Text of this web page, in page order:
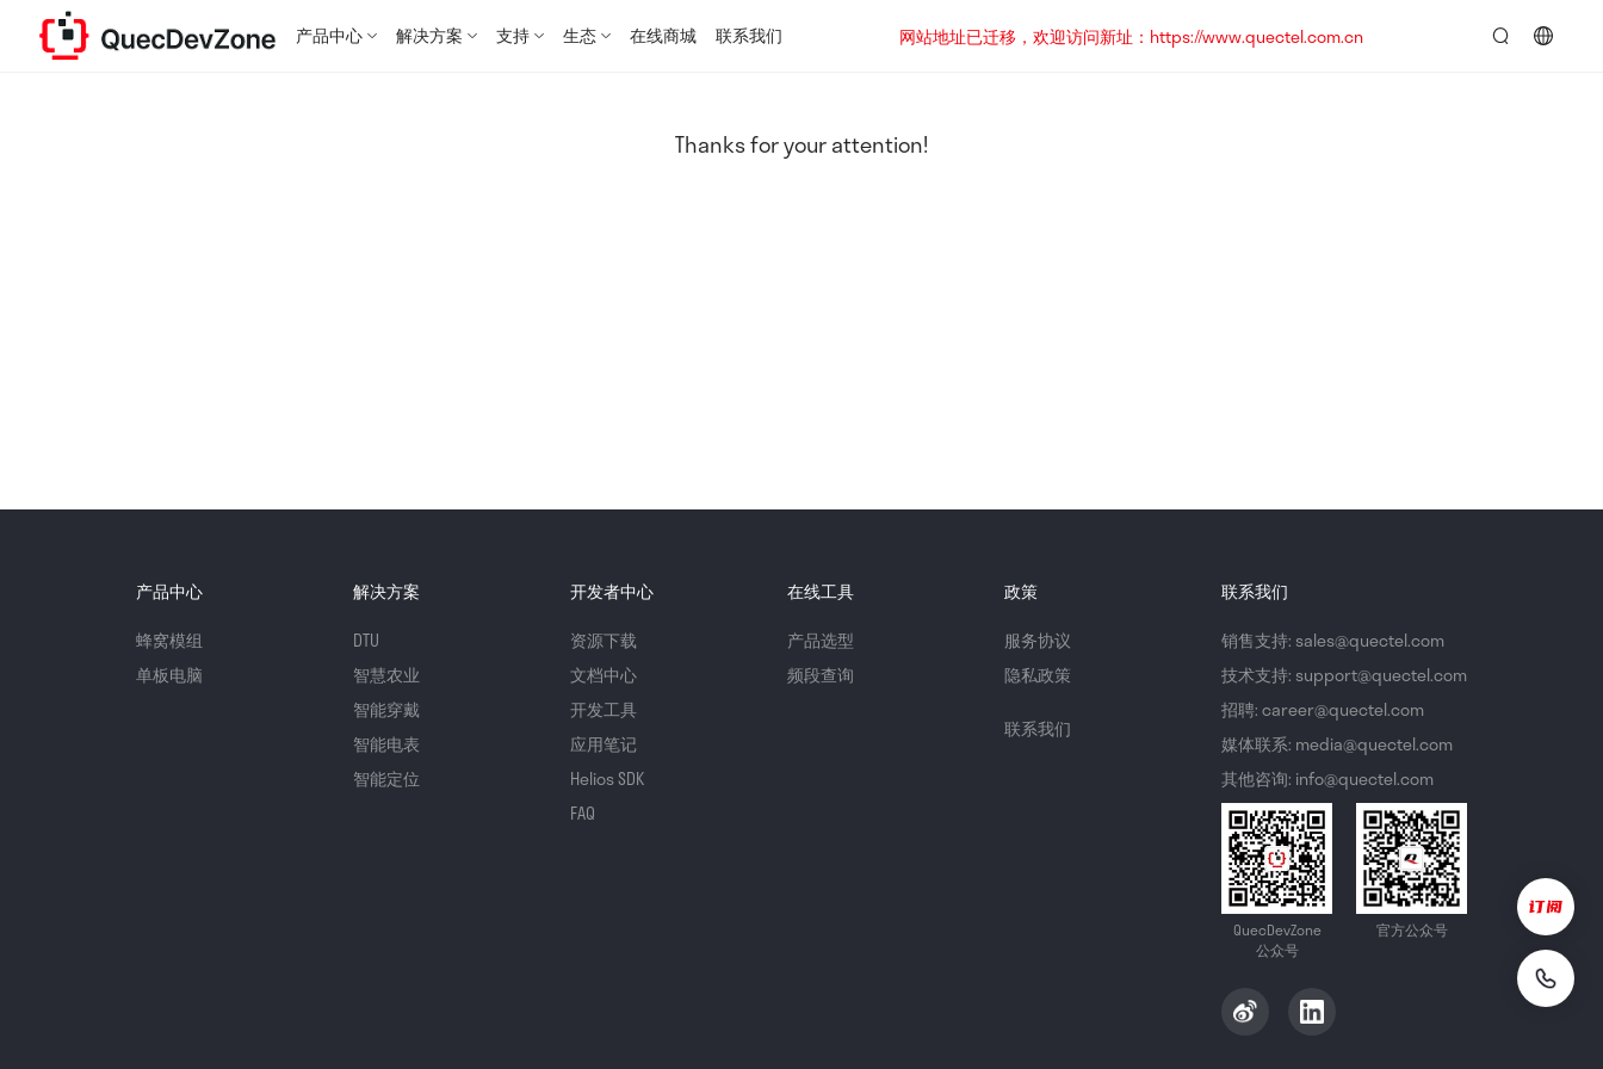
产品中心 解决方案 支持 生态 在线商城 联系我们
网站地址已迁移，欢迎访问新址：https://www.quectel.com.cn
Thanks for your attention!
产品中心
蜂窝模组
单板电脑
解决方案
DTU
智慧农业
智能穿戴
智能电表
智能定位
开发者中心
资源下载
文档中心
开发工具
应用笔记
Helios SDK
FAQ
在线工具
产品选型
频段查询
政策
服务协议
隐私政策
联系我们
联系我们
销售支持: sales@quectel.com
技术支持: support@quectel.com
招聘: career@quectel.com
媒体联系: media@quectel.com
其他咨询: info@quectel.com
QuecDevZone
公众号
官方公众号